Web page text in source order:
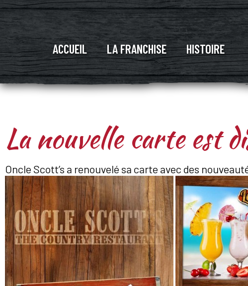
ACCUEIL LA FRANCHISE HISTOIRE
La nouvelle carte est
Oncle Scott’s a renouvelé sa carte avec des